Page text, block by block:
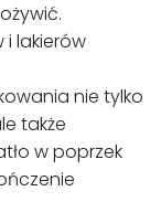
lakierów
nie tylko
także
w poprzek